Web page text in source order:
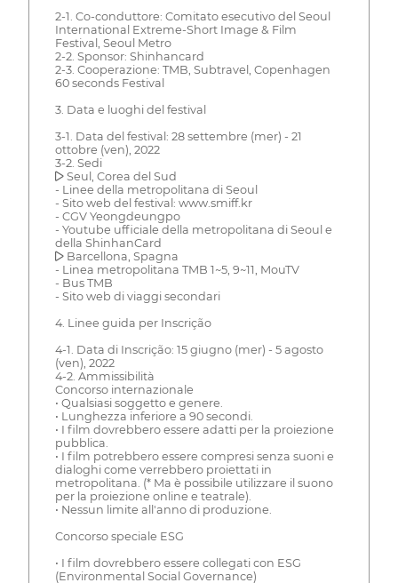
2-1. Co-conduttore: Comitato esecutivo del Seoul
International Extreme-Short Image & Film
Festival, Seoul Metro
2-2. Sponsor: Shinhancard
2-3. Cooperazione: TMB, Subtravel, Copenhagen
60 seconds Festival
3. Data e luoghi del festival
3-1. Data del festival: 28 settembre (mer) - 21
ottobre (ven), 2022
3-2. Sedi
▶ Seul, Corea del Sud
- Linee della metropolitana di Seoul
- Sito web del festival: www.smiff.kr
- CGV Yeongdeungpo
- Youtube ufficiale della metropolitana di Seoul e
della ShinhanCard
▶ Barcellona, Spagna
- Linea metropolitana TMB 1~5, 9~11, MouTV
- Bus TMB
- Sito web di viaggi secondari
4. Linee guida per Inscrição
4-1. Data di Inscrição: 15 giugno (mer) - 5 agosto
(ven), 2022
4-2. Ammissibilità
Concorso internazionale
• Qualsiasi soggetto e genere.
• Lunghezza inferiore a 90 secondi.
• I film dovrebbero essere adatti per la proiezione
pubblica.
• I film potrebbero essere compresi senza suoni e
dialoghi come verrebbero proiettati in
metropolitana. (* Ma è possibile utilizzare il suono
per la proiezione online e teatrale).
• Nessun limite all'anno di produzione.
Concorso speciale ESG
• I film dovrebbero essere collegati con ESG
(Environmental Social Governance)